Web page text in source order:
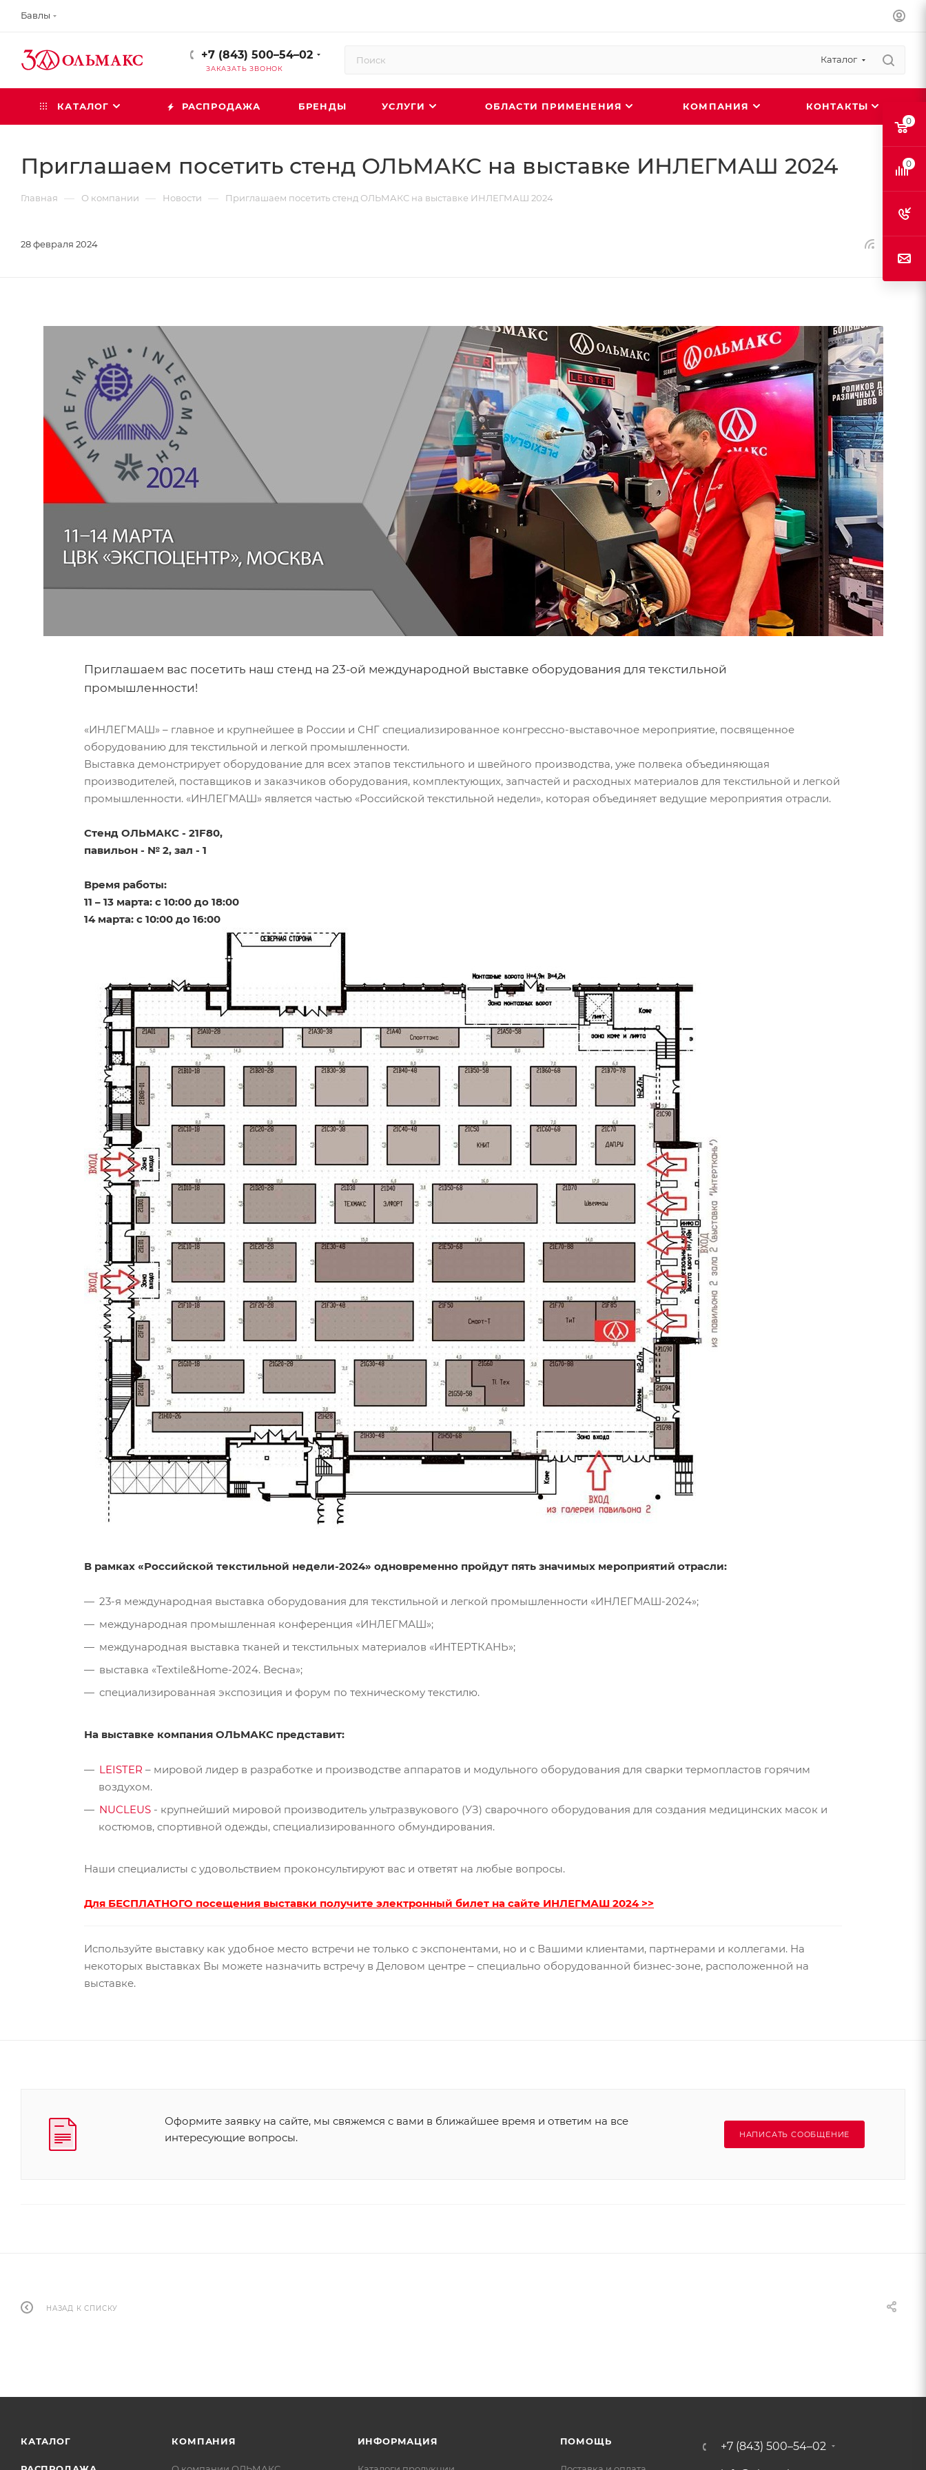
Бавлы
+7 (843) 500–54–02
ЗАКАЗАТЬ ЗВОНОК
Каталог
КАТАЛОГ РАСПРОДАЖА БРЕНДЫ УСЛУГИ ОБЛАСТИ ПРИМЕНЕНИЯ КОМПАНИЯ КОНТАКТЫ
Приглашаем посетить стенд ОЛЬМАКС на выставке ИНЛЕГМАШ 2024
Главная — О компании — Новости — Приглашаем посетить стенд ОЛЬМАКС на выставке ИНЛЕГМАШ 2024
28 февраля 2024
Приглашаем вас посетить наш стенд на 23-ой международной выставке оборудования для текстильной
промышленности!
«ИНЛЕГМАШ» – главное и крупнейшее в России и СНГ специализированное конгрессно-выставочное мероприятие, посвященное
оборудованию для текстильной и легкой промышленности.
Выставка демонстрирует оборудование для всех этапов текстильного и швейного производства, уже полвека объединяющая
производителей, поставщиков и заказчиков оборудования, комплектующих, запчастей и расходных материалов для текстильной и легкой
промышленности. «ИНЛЕГМАШ» является частью «Российской текстильной недели», которая объединяет ведущие мероприятия отрасли.
Стенд ОЛЬМАКС - 21F80,
павильон - № 2, зал - 1
Время работы:
11 – 13 марта: с 10:00 до 18:00
14 марта: с 10:00 до 16:00
В рамках «Российской текстильной недели-2024» одновременно пройдут пять значимых мероприятий отрасли:
23-я международная выставка оборудования для текстильной и легкой промышленности «ИНЛЕГМАШ-2024»;
международная промышленная конференция «ИНЛЕГМАШ»;
международная выставка тканей и текстильных материалов «ИНТЕРТКАНЬ»;
выставка «Textile&Home-2024. Весна»;
специализированная экспозиция и форум по техническому текстилю.
На выставке компания ОЛЬМАКС представит:
LEISTER – мировой лидер в разработке и производстве аппаратов и модульного оборудования для сварки термопластов горячим
воздухом.
NUCLEUS - крупнейший мировой производитель ультразвукового (УЗ) сварочного оборудования для создания медицинских масок и
костюмов, спортивной одежды, специализированного обмундирования.
Наши специалисты с удовольствием проконсультируют вас и ответят на любые вопросы.
Для БЕСПЛАТНОГО посещения выставки получите электронный билет на сайте ИНЛЕГМАШ 2024>>
Используйте выставку как удобное место встречи не только с экспонентами, но и с Вашими клиентами, партнерами и коллегами. На
некоторых выставках Вы можете назначить встречу в Деловом центре – специально оборудованной бизнес-зоне, расположенной на
выставке.
Оформите заявку на сайте, мы свяжемся с вами в ближайшее время и ответим на все
интересующие вопросы.
НАПИСАТЬ СООБЩЕНИЕ
НАЗАД К СПИСКУ
КАТАЛОГ КОМПАНИЯ ИНФОРМАЦИЯ ПОМОЩЬ +7 (843) 500–54–02
0
0